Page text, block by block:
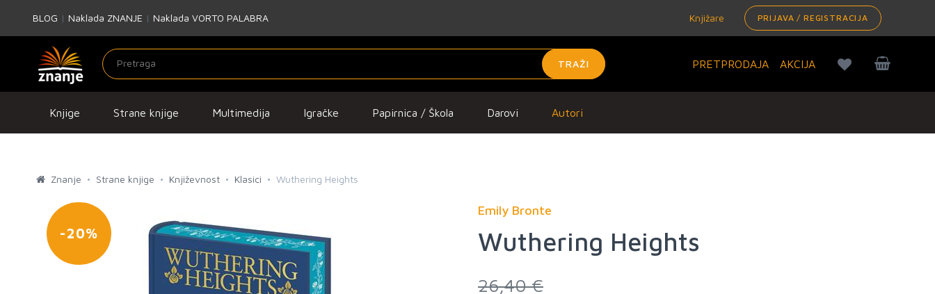
BLOG | Naklada ZNANJE | Naklada VORTO PALABRA Knjižare PRIJAVA / REGISTRACIJA
TRAŽI PRETPRODAJA AKCIJA
Knjige Strane knjige Multimedija Igračke Papirnica / Škola Darovi Autori
Znanje Strane knjige Književnost Klasici Wuthering Heights
-20%
Emily Bronte
Wuthering Heights
26,40 €